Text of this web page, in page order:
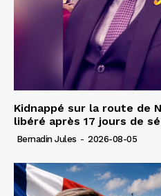
Kidnappé sur la route de
libéré après 17 jours de
Bernadin Jules - 2026-08-05